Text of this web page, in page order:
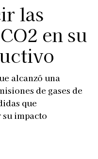
las
en su
alcanzó una
de gases de
que
impacto